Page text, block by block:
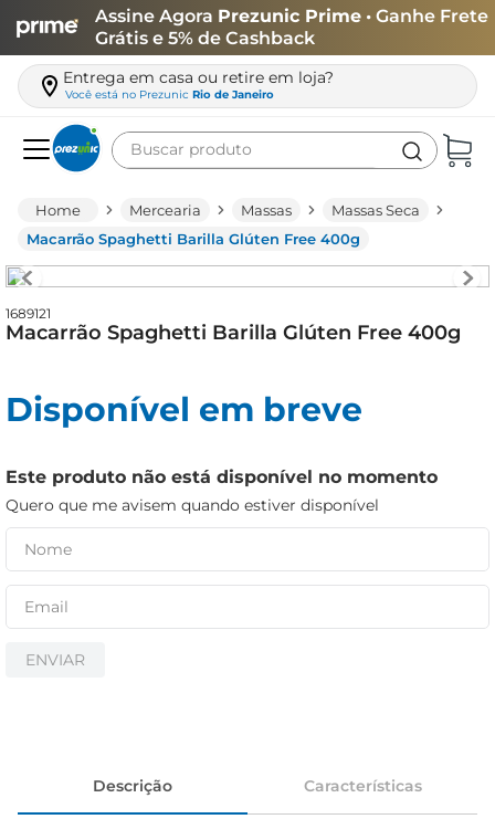
Assine Agora Prezunic Prime • Ganhe Frete
Grátis e 5% de Cashback
Entrega em casa ou retire em loja?
Você está no Prezunic Rio de Janeiro
Buscar produto
Mercearia Massas
Massas Seca
Macarrão Spaghetti Barilla Glúten Free 400g
1689121
Macarrão Spaghetti Barilla Glúten Free 400g
Disponível em breve
Este produto não está disponível no momento
Quero que me avisem quando estiver disponível
ENVIAR
Descrição Características
leite
queijo
biscoito
papel higiênico
cerveja